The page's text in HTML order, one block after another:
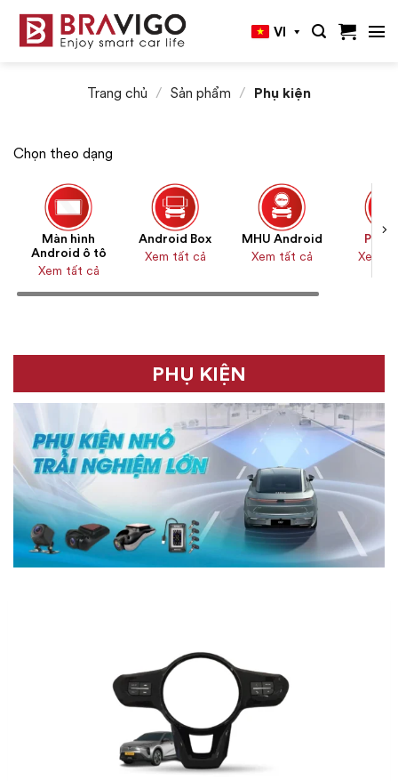
VI
Trang chủ / Sản phẩm / Phụ kiện
Chọn theo dạng
Màn hình
Android ô tô
Xem tất cả
Android Box
Xem tất cả
MHU Android
Xem tất cả
Phụ
Xem
PHỤ KIỆN